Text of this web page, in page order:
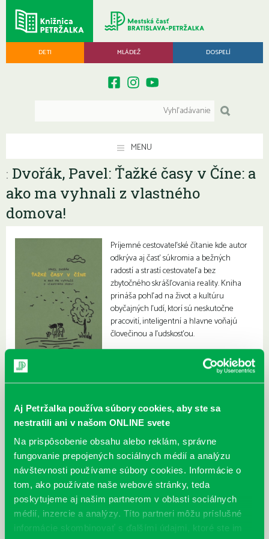
Aj Petržalka používa súbory cookies, aby ste sa
nestratili ani v našom ONLINE svete
Na prispôsobenie obsahu alebo reklám, správne
fungovanie prepojených sociálnych médií a analýzu
návštevnosti používame súbory cookies. Informácie o
tom, ako používate naše webové stránky, teda
poskytujeme aj našim partnerom v oblasti sociálnych
médií, inzercie a analýzy. Títo partneri môžu príslušné
informácie skombinovať s ďalšími údajmi, ktoré ste im
DETI MLÁDEŽ DOSPELÍ
MENU
: Dvořák, Pavel: Ťažké časy v Číne: a
ako ma vyhnali z vlastného
domova!
Príjemné cestovateľské čítanie kde autor
odkrýva aj časť súkromia a bežných
radostí a strastí cestovateľa bez
zbytočného skrášľovania reality. Kniha
prináša pohľad na život a kultúru
obyčajných ľudí, ktorí sú neskutočne
pracovití, inteligentní a hlavne voňajú
človečinou a ľudskosťou.